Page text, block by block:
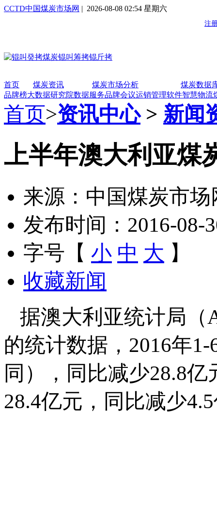
CCTD中国煤炭市场网 | 2026-08-08 02:54 星期六
首页 煤炭资讯 煤炭市场分析
煤炭数据
品牌榜大数据研究院数据服务品牌会议运销管理软件智慧物流
首页>资讯中心> 新闻
上半年澳大利亚煤
来源：中国煤炭市场
发布时间：2016-08-
字号【 小 中 大 】
收藏新闻
据澳大利亚统计局（
的统计数据，2016年
同），同比减少28.8
28.4亿元，同比减少